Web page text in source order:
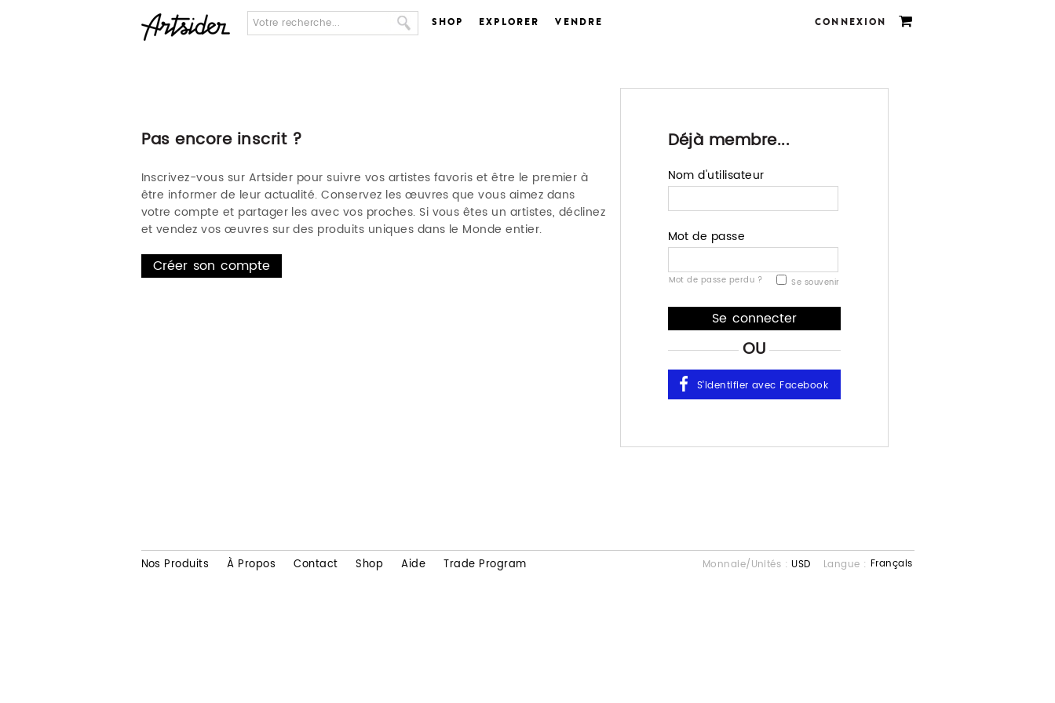
SHOP EXPLORER VENDRE CONNEXION
Déjà membre...
Nom d'utilisateur
Mot de passe
Mot de passe perdu ? Se souvenir
OU
Pas encore inscrit ?
Inscrivez-vous sur Artsider pour suivre vos artistes favoris et être le premier à
être informer de leur actualité. Conservez les œuvres que vous aimez dans
votre compte et partager les avec vos proches. Si vous êtes un artistes, déclinez
et vendez vos œuvres sur des produits uniques dans le Monde entier.
Monnaie/Unités : USD Langue : Français
Nos Produits À Propos Contact Shop Aide Trade Program